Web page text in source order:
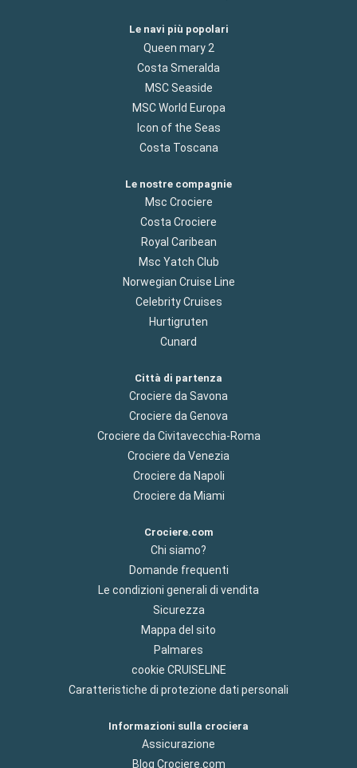
Le navi più popolari
Queen mary 2
Costa Smeralda
MSC Seaside
MSC World Europa
Icon of the Seas
Costa Toscana
Le nostre compagnie
Msc Crociere
Costa Crociere
Royal Caribean
Msc Yatch Club
Norwegian Cruise Line
Celebrity Cruises
Hurtigruten
Cunard
Città di partenza
Crociere da Savona
Crociere da Genova
Crociere da Civitavecchia-Roma
Crociere da Venezia
Crociere da Napoli
Crociere da Miami
Crociere.com
Chi siamo?
Domande frequenti
Le condizioni generali di vendita
Sicurezza
Mappa del sito
Palmares
cookie CRUISELINE
Caratteristiche di protezione dati personali
Informazioni sulla crociera
Assicurazione
Blog Crociere.com